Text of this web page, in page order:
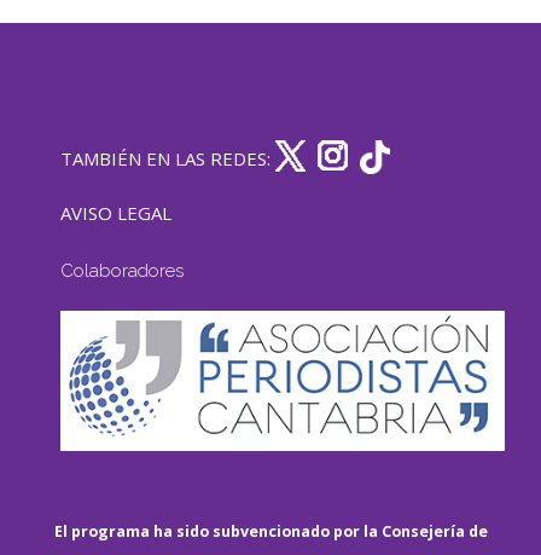
TAMBIÉN EN LAS REDES:
AVISO LEGAL
Colaboradores
El programa ha sido subvencionado por la Consejería de